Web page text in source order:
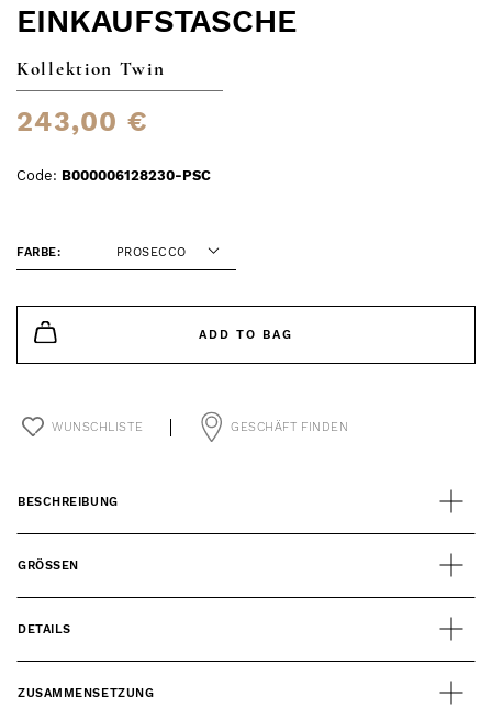
EINKAUFSTASCHE
Kollektion Twin
243,00 €
Code: B000006128230-PSC
FARBE: PROSECCO
ADD TO BAG
WUNSCHLISTE GESCHÄFT FINDEN
BESCHREIBUNG
GRÖSSEN
DETAILS
ZUSAMMENSETZUNG